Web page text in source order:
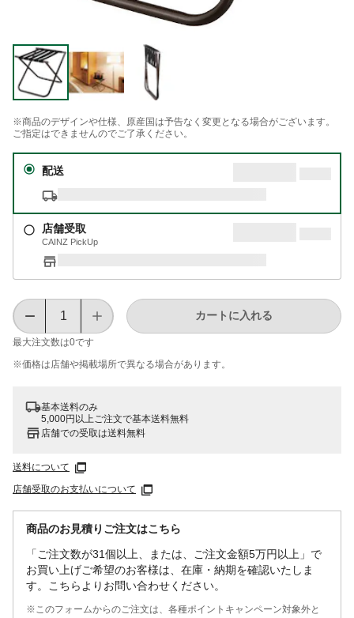
※商品のデザインや仕様、原産国は予告なく変更となる場合がございます。
ご指定はできませんのでご了承ください。
配送
店舗受取
CAINZ PickUp
最大注文数は0です
カートに入れる
※価格は​店舗や​掲載場所で​異なる​場合が​あります。
基本送料のみ
5,000円以上ご注文で基本送料無料
店舗での受取は送料無料
送料について
店舗受取のお支払いについて
商品のお見積りご注文はこちら
「ご注文数が31個以上、または、ご注文金額5万円以上」で
お買い上げご希望のお客様は、在庫・納期を確認いたしま
す。こちらよりお問い合わせください。
※このフォームからのご注文は、各種ポイントキャンペーン対象外と